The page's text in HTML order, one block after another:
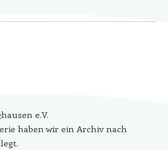
e.V.
haben wir ein Archiv nach